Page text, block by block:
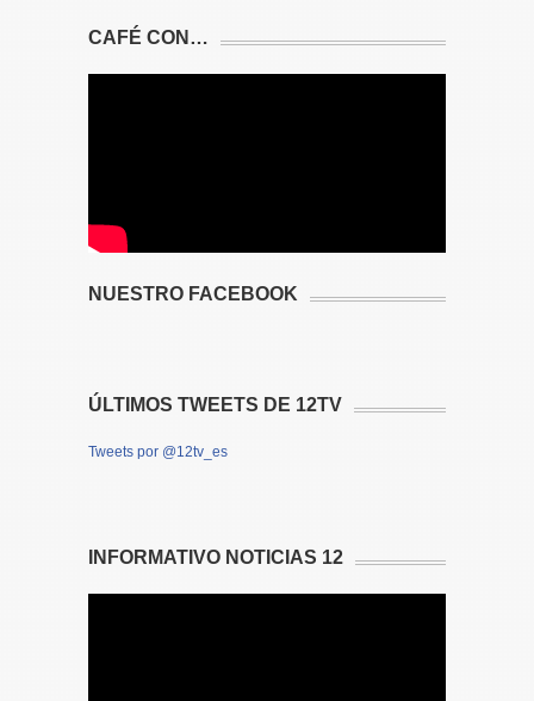
CAFÉ CON…
NUESTRO FACEBOOK
ÚLTIMOS TWEETS DE 12TV
Tweets por @12tv_es
INFORMATIVO NOTICIAS 12